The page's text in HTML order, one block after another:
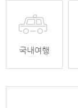
국내여행